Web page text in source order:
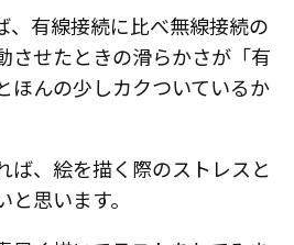
、有線接続に比べ無線接続の
させたときの滑らかさが「有
ほんの少しカクついているか
ば、絵を描く際のストレスと
と思います。